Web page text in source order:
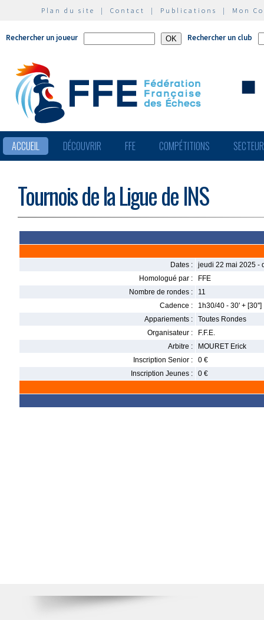
Plan du site | Contact | Publications | Mon
Rechercher un joueur Rechercher un club
ACCUEIL DÉCOUVRIR FFE COMPÉTITIONS
Tournois de la Ligue de INS
Dates :
jeudi 22 mai 2025 -
Homologué par :
FFE
Nombre de rondes :
11
Cadence :
1h30/40 - 30' + [30'']
Appariements :
Toutes Rondes
Organisateur :
F.F.E.
Arbitre :
MOURET Erick
Inscription Senior :
0 €
Inscription Jeunes :
0 €